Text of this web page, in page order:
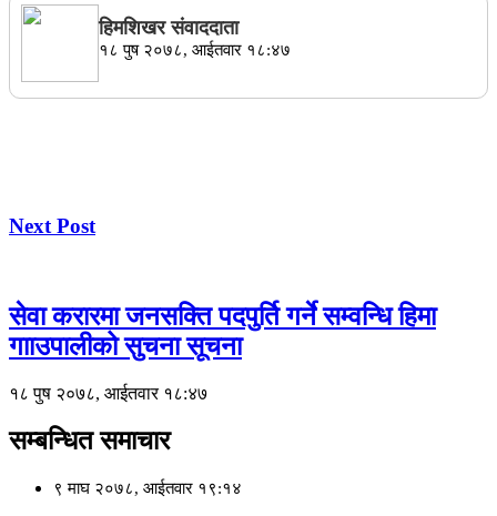
हिमशिखर संवाददाता
१८ पुष २०७८, आईतवार १८:४७
Next Post
सेवा करारमा जनसक्ति पदपुर्ति गर्ने सम्वन्धि हिमा
गााउपालीको सुचना सूचना
१८ पुष २०७८, आईतवार १८:४७
सम्बन्धित समाचार
९ माघ २०७८, आईतवार १९:१४